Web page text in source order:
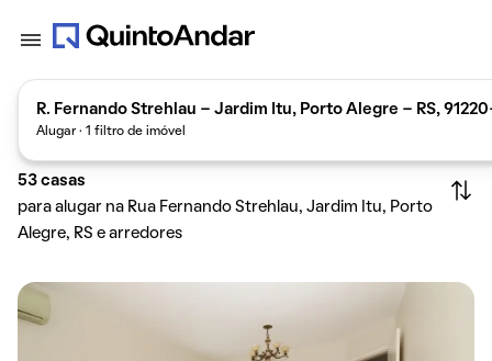
R. Fernando Strehlau - Jardim Itu, Porto Alegre - RS,
Alugar · 1 filtro de imóvel
53 casas
para alugar na Rua Fernando Strehlau, Jardim Itu, Porto
Alegre, RS e arredores